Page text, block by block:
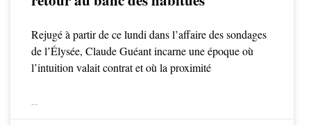
Rejugé à partir de ce lundi dans l’affaire des sondages
de l’Élysée, Claude Guéant incarne une époque où
l’intuition valait contrat et où la proximité